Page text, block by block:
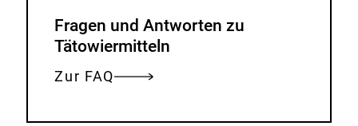
Fragen und Antworten zu
Tätowiermitteln
Zur FAQ